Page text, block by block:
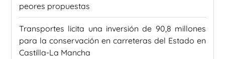
peores propuestas
Transportes licita una inversión de 90,8 millones
para la conservación en carreteras del Estado en
Castilla-La Mancha